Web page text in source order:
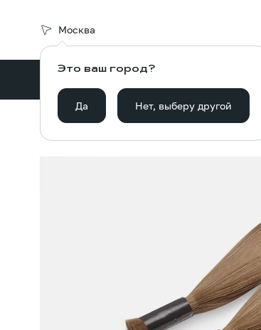
Москва
Это ваш город?
Да Нет, выберу другой